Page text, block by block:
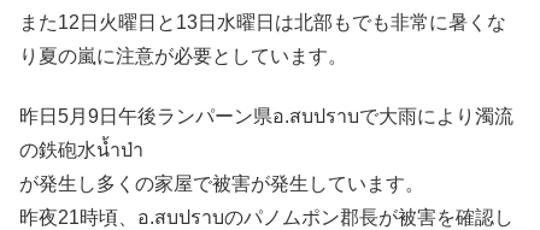
また12日火曜日と13日水曜日は北部もでも非常に暑くな
り夏の嵐に注意が必要としています。
昨日5月9日午後ランパーン県อ.สบปราบで大雨により濁流
の鉄砲水น้ำป่า
が発生し多くの家屋で被害が発生しています。
昨夜21時頃、อ.สบปราบのパノムポン郡長が被害を確認し